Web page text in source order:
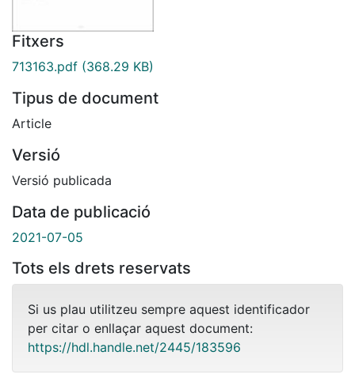
Fitxers
713163.pdf (368.29 KB)
Tipus de document
Article
Versió
Versió publicada
Data de publicació
2021-07-05
Tots els drets reservats
Si us plau utilitzeu sempre aquest identificador
per citar o enllaçar aquest document:
https://hdl.handle.net/2445/183596